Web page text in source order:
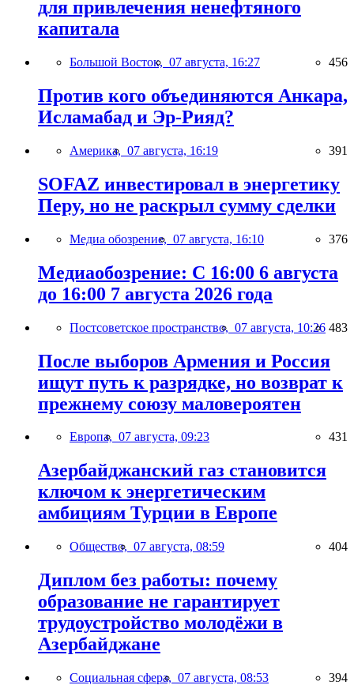
для привлечения ненефтяного
капитала
Большой Восток, 07 августа, 16:27 456
Против кого объединяются Анкара,
Исламабад и Эр-Рияд?
Америка, 07 августа, 16:19 391
SOFAZ инвестировал в энергетику
Перу, но не раскрыл сумму сделки
Медиа обозрение, 07 августа, 16:10 376
Медиаобозрение: С 16:00 6 августа
до 16:00 7 августа 2026 года
Постсоветское пространство, 07 августа, 10:26 483
После выборов Армения и Россия
ищут путь к разрядке, но возврат к
прежнему союзу маловероятен
Европа, 07 августа, 09:23 431
Азербайджанский газ становится
ключом к энергетическим
амбициям Турции в Европе
Общество, 07 августа, 08:59 404
Диплом без работы: почему
образование не гарантирует
трудоустройство молодёжи в
Азербайджане
Социальная сфера, 07 августа, 08:53 394